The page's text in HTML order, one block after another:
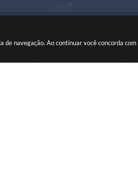
navegação. Ao continuar você concorda com
CONTATO